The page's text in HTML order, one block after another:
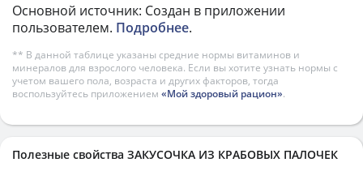
Основной источник: Создан в приложении
пользователем. Подробнее.
** В данной таблице указаны средние нормы витаминов и
минералов для взрослого человека. Если вы хотите узнать нормы с
учетом вашего пола, возраста и других факторов, тогда
воспользуйтесь приложением «Мой здоровый рацион».
Полезные свойства ЗАКУСОЧКА ИЗ КРАБОВЫХ ПАЛОЧЕК